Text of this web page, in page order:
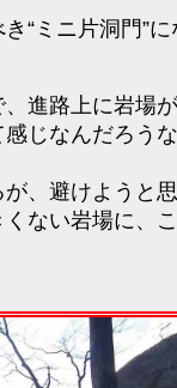
“ミニ片洞門”に
進路上に岩場
じなんだろう
、避けようと
ない岩場に、